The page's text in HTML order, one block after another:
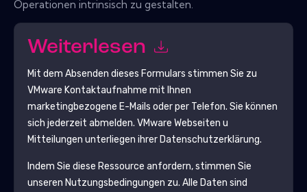
Operationen intrinsisch zu gestalten.
Weiterlesen
Mit dem Absenden dieses Formulars stimmen Sie zu
VMware Kontaktaufnahme mit Ihnen
marketingbezogene E-Mails oder per Telefon. Sie können
sich jederzeit abmelden. VMware Webseiten u
Mitteilungen unterliegen ihrer Datenschutzerklärung.
Indem Sie diese Ressource anfordern, stimmen Sie
unseren Nutzungsbedingungen zu. Alle Daten sind